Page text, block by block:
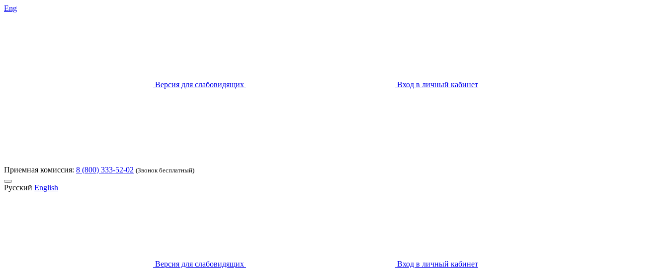
Eng
Версия для слабовидящих Вход в личный кабинет
Приемная комиссия: 8 (800) 333-52-02 (Звонок бесплатный)
Русский English
Версия для слабовидящих
Вход в личный кабинет